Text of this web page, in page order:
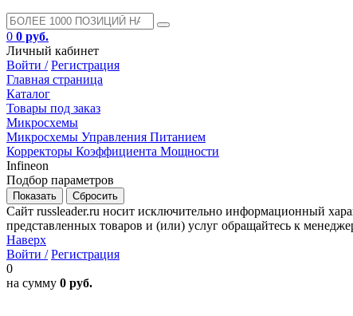
0 0 руб.
Личный кабинет
Войти / Регистрация
Главная страница
Каталог
Товары под заказ
Микросхемы
Микросхемы Управления Питанием
Корректоры Коэффициента Мощности
Infineon
Подбор параметров
Сайт russleader.ru носит исключительно информационный
представленных товаров и (или) услуг обращайтесь к
Наверх
Войти / Регистрация
0
на сумму 0 руб.